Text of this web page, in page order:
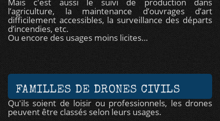
l’agriculture, la maintenance d’ouvrages d’art
difficilement accessibles, la surveillance des départs
d’incendies, etc.
Ou encore des usages moins licites…
FAMILLES DE DRONES CIVILS
Qu'ils soient de loisir ou professionnels, les drones
peuvent être classés selon leurs usages.